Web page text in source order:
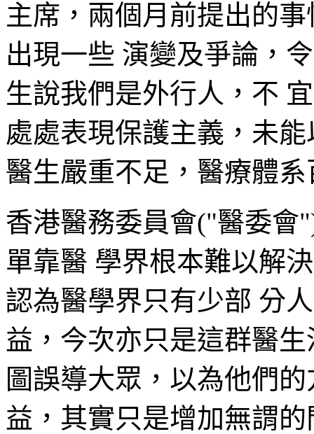
主席，兩個月前提出的
出現一些 演變及爭論，
生說我們是外行人，不
處處表現保護主義，未
醫生嚴重不足，醫療體
香港醫務委員會("醫委會
單靠醫 學界根本難以解
認為醫學界只有少部 分
益，今次亦只是這群醫
圖誤導大眾，以為他們
益，其實只是增加無謂